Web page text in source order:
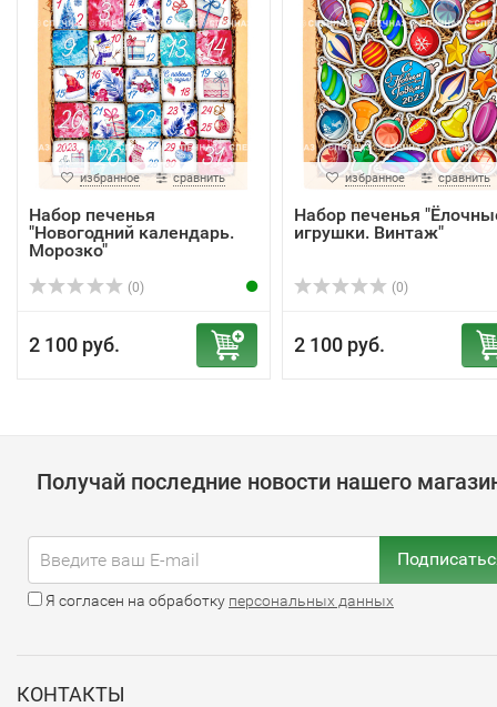
избранное сравнить
Набор печенья
"Новогодний календарь.
Морозко"
(0)
2 100 руб.
избранное сравнить
Набор печенья
игрушки. Винтаж"
(0)
2 100 руб.
Получай последние новости нашего
Я согласен на обработку персональных данных
КОНТАКТЫ